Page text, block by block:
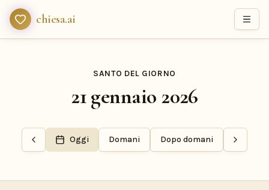
chiesa.ai
SANTO DEL GIORNO
21 gennaio 2026
Oggi Domani Dopo domani